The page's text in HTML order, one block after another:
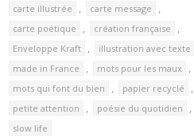
carte illustrée , carte message ,
carte poétique , création française ,
Enveloppe Kraft , illustration avec texte
made in France , mots pour les maux ,
mots qui font du bien , papier recyclé ,
petite attention , poésie du quotidien ,
slow life